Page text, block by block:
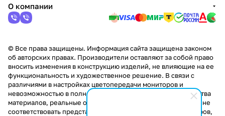
О компании
© Все права защищены. Информация сайта защищена законом
об авторских правах. Производители оставляют за собой право
вносить изменения в конструкцию изделий, не влияющие на ее
функциональность и художественное решение. В связи с
различиями в настройках цветопередачи мониторов и
невозможностью в полной мере передать некоторые свойства
материалов, реальные оттенки и текстуры продукции могут не
соответствовать представленным на сайте. Стоимость товаров,